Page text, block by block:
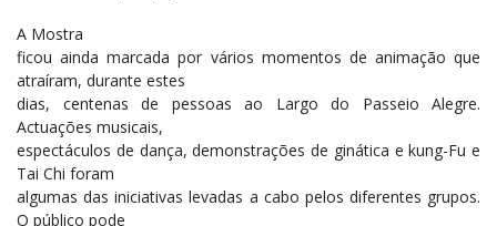
A Mostra
ficou ainda marcada por vários momentos de animação que
atraíram, durante estes
dias, centenas de pessoas ao Largo do Passeio Alegre.
Actuações musicais,
espectáculos de dança, demonstrações de ginática e kung-Fu e
Tai Chi foram
algumas das iniciativas levadas a cabo pelos diferentes grupos.
O público pode